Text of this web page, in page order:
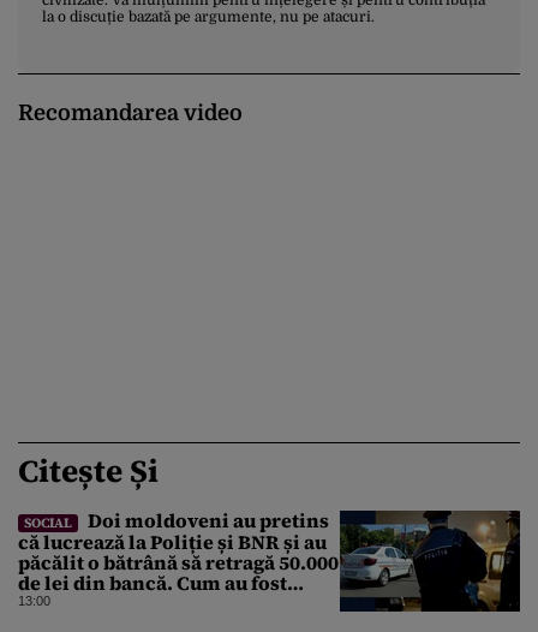
la o discuție bazată pe argumente, nu pe atacuri.
Recomandarea video
Citește Și
SOCIAL
Doi moldoveni au pretins
că lucrează la Poliție și BNR și au
păcălit o bătrână să retragă 50.000
de lei din bancă. Cum au fost
prinși
13:00